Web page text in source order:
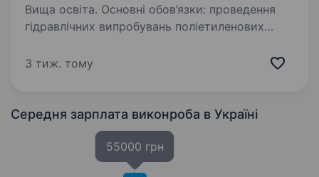
Вища освіта. Основні обов’язки: проведення
гідравлічних випробувань поліетиленових
контроль та виконання робіт із регулювання,
3 тиж. тому
Середня зарплата виконроба в Україні
55000 грн